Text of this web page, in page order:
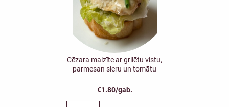
Cēzara maizīte ar grilētu vistu,
parmesan sieru un tomātu
€1.80/gab.